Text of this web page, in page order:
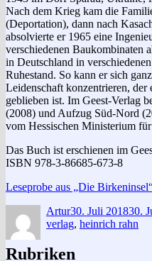
Nach dem Krieg kam die
(Deportation), dann nach
absolvierte er 1965 eine
verschiedenen Baukombi­naten
in Deutschland in
Ruhestand. So kann er sich
Leidenschaft konzentrieren, der
geblieben ist. Im Geest-Verlag
(2008) und Aufzug Süd-Nord
vom Hessischen Ministerium
Das Buch ist erschienen im
ISBN 978-3-86685-673-8
Leseprobe aus „Die
Autor
ArturVeröffentlicht
am
30. Juli 201830.
verlag, heinrich rahn
Rubriken